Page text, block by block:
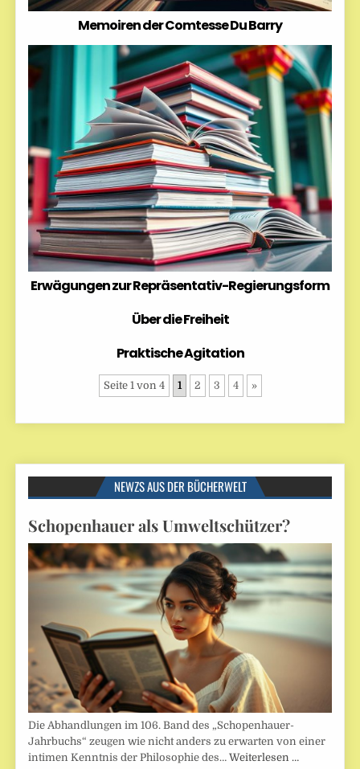
Memoiren der Comtesse Du Barry
Erwägungen zur Repräsentativ-Regierungsform
Über die Freiheit
Praktische Agitation
Seite 1 von 4 1 2 3 4 »
NEWZS AUS DER BÜCHERWELT
Schopenhauer als Umweltschützer?
Die Abhandlungen im 106. Band des „Schopenhauer-
Jahrbuchs“ zeugen wie nicht anders zu erwarten von einer
intimen Kenntnis der Philosophie des…Weiterlesen …